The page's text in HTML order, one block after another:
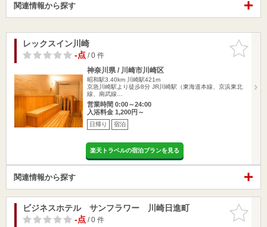
関連情報から探す
お気に入
りに追加
レックスイン川崎
-点/ 0 件
神奈川県 / 川崎市川崎区
昭和駅3.40km
川崎駅421m
京急川崎駅より徒歩8分 JR川崎駅（東海道本線、京浜東北
線、南武線…
営業時間 0:00～24:00
入浴料金 1,200円～
日帰り 宿泊
楽天トラベルの宿泊プランを見る
関連情報から探す
お気に入
りに追加
ビジネスホテル サンフラワー 川崎日進町
-点/ 0 件